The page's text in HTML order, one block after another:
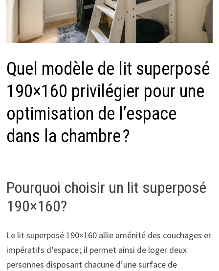
Quel modèle de lit superposé
190×160 privilégier pour une
optimisation de l’espace
dans la chambre ?
Pourquoi choisir un lit superposé
190×160?
Le lit superposé 190×160 allie aménité des couchages et
impératifs d’espace ; il permet ainsi de loger deux
personnes disposant chacune d’une surface de